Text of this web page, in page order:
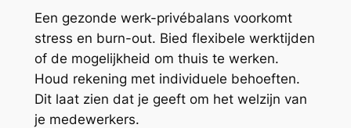
Een gezonde werk-privébalans voorkomt
stress en burn-out. Bied flexibele werktijden
of de mogelijkheid om thuis te werken.
Houd rekening met individuele behoeften.
Dit laat zien dat je geeft om het welzijn van
je medewerkers.